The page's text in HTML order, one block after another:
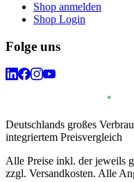
Shop anmelden
Shop Login
Folge uns
Deutschlands großes
integriertem Preisvergleich
Alle Preise inkl. der jeweils
zzgl. Versandkosten. Alle